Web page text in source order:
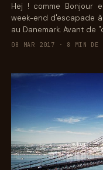
Hej ! comme Bonjour
week-end d'escapade
au Danemark. Avant de
08 MAR 2017 · 8 MIN DE